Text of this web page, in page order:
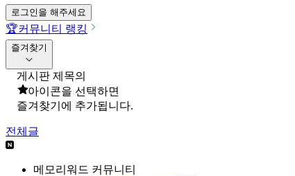
로그인을 해주세요
🏆커뮤니티 랭킹
즐겨찾기
게시판 제목의
아이콘을 선택하면
즐겨찾기에 추가됩니다.
전체글
메모리워드 커뮤니티